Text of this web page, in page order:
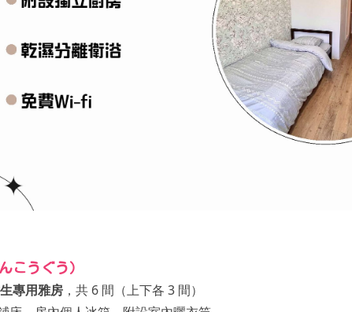
こうぐう）
專用雅房，共 6 間（上下各 3 間）